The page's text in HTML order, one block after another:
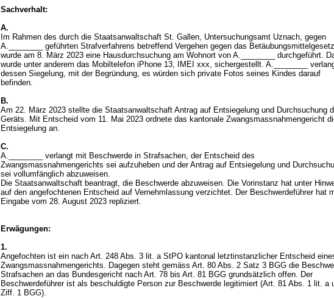
Sachverhalt:
A.
Im Rahmen des durch die Staatsanwaltschaft St. Gallen, Untersuchungsamt Uznach, gegen
A.________ geführten Strafverfahrens betreffend Vergehen gegen das Betäubungsmittelgesetz
wurde am 8. März 2023 eine Hausdurchsuchung am Wohnort von A.________ durchgeführt.
wurde unter anderem das Mobiltelefon iPhone 13, IMEI xxx, sichergestellt. A.________
dessen Siegelung, mit der Begründung, es würden sich private Fotos seines Kindes darauf
befinden.
B.
Am 22. März 2023 stellte die Staatsanwaltschaft Antrag auf Entsiegelung und Durchsuchung
Geräts. Mit Entscheid vom 11. Mai 2023 ordnete das kantonale Zwangsmassnahmengericht
Entsiegelung an.
C.
A.________ verlangt mit Beschwerde in Strafsachen, der Entscheid des
Zwangsmassnahmengerichts sei aufzuheben und der Antrag auf Entsiegelung und
sei vollumfänglich abzuweisen.
Die Staatsanwaltschaft beantragt, die Beschwerde abzuweisen. Die Vorinstanz hat unter
auf den angefochtenen Entscheid auf Vernehmlassung verzichtet. Der Beschwerdeführer hat
Eingabe vom 28. August 2023 repliziert.
Erwägungen:
1.
Angefochten ist ein nach Art. 248 Abs. 3 lit. a StPO kantonal letztinstanzlicher Entscheid
Zwangsmassnahmengerichts. Dagegen steht gemäss Art. 80 Abs. 2 Satz 3 BGG die
Strafsachen an das Bundesgericht nach Art. 78 bis Art. 81 BGG grundsätzlich offen. Der
Beschwerdeführer ist als beschuldigte Person zur Beschwerde legitimiert (Art. 81 Abs. 1 lit. a
Ziff. 1 BGG).